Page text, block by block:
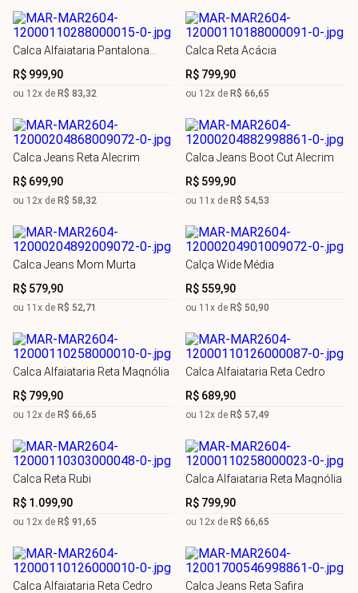
Calca Alfaiataria Pantalona
R$ 999,90
ou 12x de R$ 83,32
Calca Reta Acácia
R$ 799,90
ou 12x de R$ 66,65
Calca Jeans Reta Alecrim
R$ 699,90
ou 12x de R$ 58,32
Calca Jeans Boot Cut Alecrim
R$ 599,90
ou 11 x de R$ 54,53
Calca Jeans Mom Murta
R$ 579,90
ou 11 x de R$ 52,71
Calça Wide Média
R$ 559,90
ou 11 x de R$ 50,90
Calca Alfaiataria Reta Magnólia
R$ 799,90
ou 12x de R$ 66,65
Calca Alfaiataria Reta Cedro
R$ 689,90
ou 12x de R$ 57,49
Calca Reta Rubi
R$ 1 .099,90
ou 12x de R$ 91 ,65
Calca Alfaiataria Reta Magnólia
R$ 799,90
ou 12x de R$ 66,65
Calca Alfaiataria Reta Cedro
Calca Jeans Reta Safira